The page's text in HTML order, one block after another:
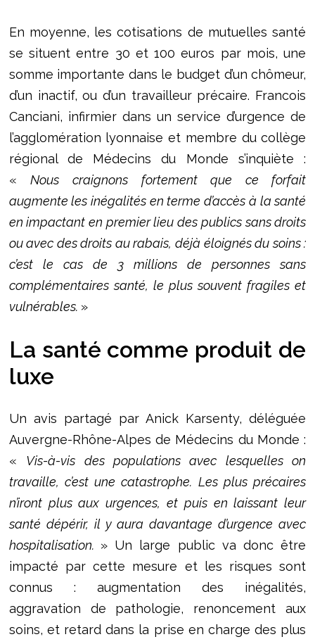
En moyenne, les cotisations de mutuelles santé
se situent entre 30 et 100 euros par mois, une
somme importante dans le budget d’un chômeur,
d’un inactif, ou d’un travailleur précaire. Francois
Canciani, infirmier dans un service d’urgence de
l’agglomération lyonnaise et membre du collège
régional de Médecins du Monde s’inquiète :
«Nous craignons fortement que ce forfait
augmente les inégalités en terme d’accès à la santé
en impactant en premier lieu des publics sans droits
ou avec des droits au rabais, déjà éloignés du soins :
c’est le cas de 3 millions de personnes sans
complémentaires santé, le plus souvent fragiles et
vulnérables. »
La santé comme produit de
luxe
Un avis partagé par Anick Karsenty, déléguée
Auvergne-Rhône-Alpes de Médecins du Monde :
« Vis-à-vis des populations avec lesquelles on
travaille, c’est une catastrophe. Les plus précaires
n’iront plus aux urgences, et puis en laissant leur
santé dépérir, il y aura davantage d’urgence avec
hospitalisation. » Un large public va donc être
impacté par cette mesure et les risques sont
connus : augmentation des inégalités,
aggravation de pathologie, renoncement aux
soins, et retard dans la prise en charge des plus